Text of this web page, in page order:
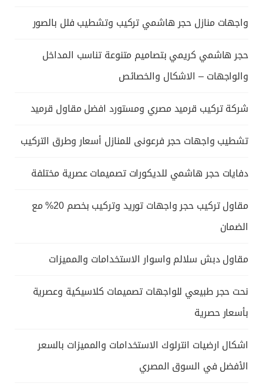
واجهات منازل حجر هاشمي تركيب وتشطيب فلل بالصور
حجر هاشمي كريمي بتصاميم متنوعة تناسب المداخل
والواجهات – الاشكال والخصائص
شركة تركيب قرميد مصري ومستورد افضل مقاول قرميد
تشطيب واجهات حجر فرعونى للمنازل أسعار وطرق التركيب
دفايات حجر هاشمي للديكورات تصميمات عصرية مختلفة
مقاول تركيب حجر واجهات توريد وتركيب بخصم 20% مع
الضمان
مقاول دبش سلالم واسوار الاستخدامات والمميزات
نحت حجر طبيعي للواجهات تصميمات كلاسيكية وعصرية
بأسعار حصرية
اشكال ارضيات انترلوك الاستخدامات والمميزات بالسعر
الأفضل في السوق المصري